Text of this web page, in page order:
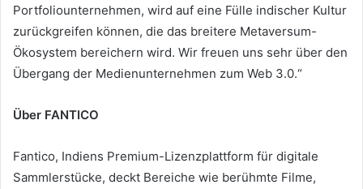
Portfoliounternehmen, wird auf eine Fülle indischer Kultur
zurückgreifen können, die das breitere Metaversum-
Ökosystem bereichern wird. Wir freuen uns sehr über den
Übergang der Medienunternehmen zum Web 3.0.“
Über FANTICO
Fantico, Indiens Premium-Lizenzplattform für digitale
Sammlerstücke, deckt Bereiche wie berühmte Filme,